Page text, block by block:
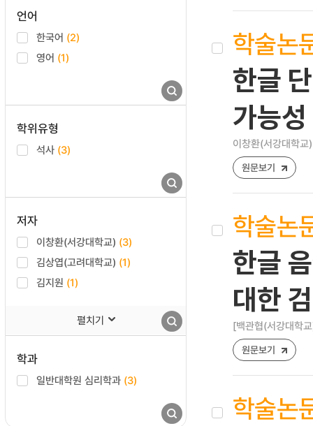
언어
한국어 (2)
영어 (1)
학위유형
석사 (3)
저자
이창환(서강대학교) (3)
김상엽(고려대학교) (1)
김지원 (1)
펼치기
학과
일반대학원 심리학과 (3)
학술논
한글
가능
이창환(서강대학교)
원문보기
학술논
한글
대한
[백관협(서강대학
원문보기
학술논